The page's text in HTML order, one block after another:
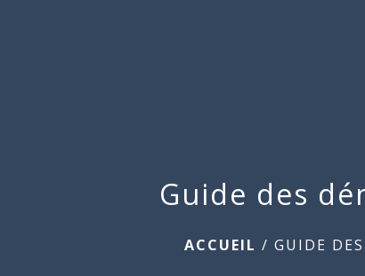
Guide des
ACCUEIL / GUIDE